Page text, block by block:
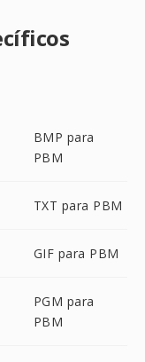
BMP para
PBM
TXT para PBM
GIF para PBM
PGM para
PBM